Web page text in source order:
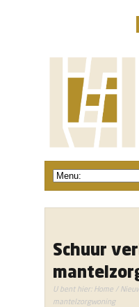
Schuur
U bent hier: Home /
mantelzorgwoning